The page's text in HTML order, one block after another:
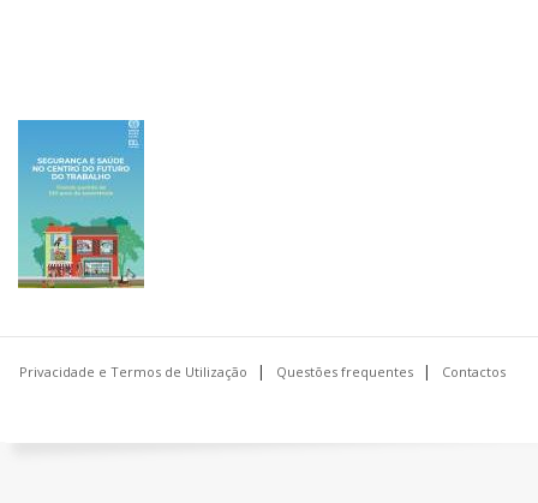
Privacidade e Termos de Utilização Questões frequentes Contactos